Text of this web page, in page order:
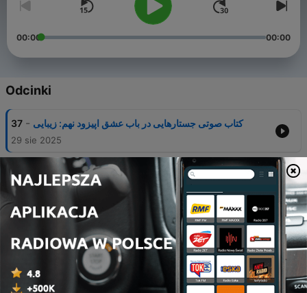
00:00 00:00
Odcinki
37 - کتاب صوتی جستارهایی در باب عشق اپیزود نهم: زیبایی
29 sie 2025
کتاب صوتی جستارهایی در باب عشق اپیزود هشتم: عشق و
لیبرالیسم
19 sie 2025
35
کتاب صوتی جستارهایی در باب عشق اپیزود هفتم: نکته های
13 sie 2025
34 - کتاب صوتی جستارهایی در باب عشق اپیزود ششم:
مارکسیسم